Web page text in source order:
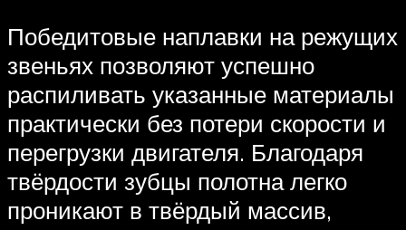
Победитовые наплавки на режущих
звеньях позволяют успешно
распиливать указанные материалы
практически без потери скорости и
перегрузки двигателя. Благодаря
твёрдости зубцы полотна легко
проникают в твёрдый массив,